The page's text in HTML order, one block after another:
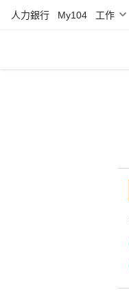
人力銀行 My104 工作